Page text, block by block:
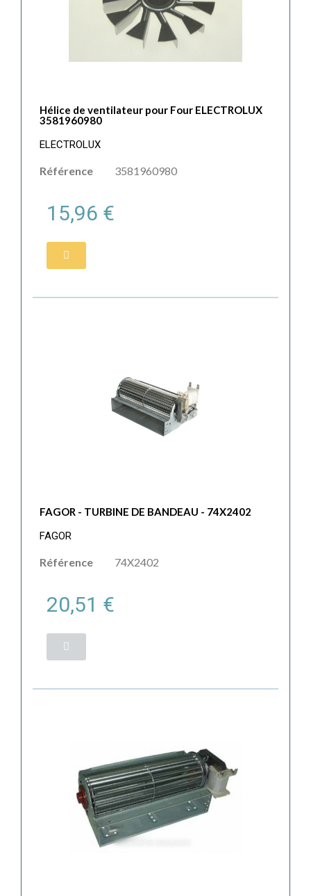
Hélice de ventilateur pour Four ELECTROLUX
3581960980
ELECTROLUX
Référence 3581960980
15,96 €
FAGOR - TURBINE DE BANDEAU - 74X2402
FAGOR
Référence 74X2402
20,51 €